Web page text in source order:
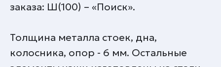
заказа: Ш(100) – «Поиск».
Толщина металла стоек, дна,
колосника, опор - 6 мм. Остальные